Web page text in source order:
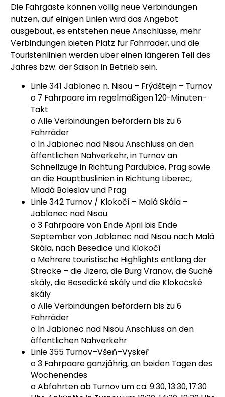
Die Fahrgäste können völlig neue Verbindungen
nutzen, auf einigen Linien wird das Angebot
ausgebaut, es entstehen neue Anschlüsse, mehr
Verbindungen bieten Platz für Fahrräder, und die
Touristenlinien werden über einen längeren Teil des
Jahres bzw. der Saison in Betrieb sein.
Linie 341 Jablonec n. Nisou – Frýdštejn – Turnov
o 7 Fahrpaare im regelmäßigen 120-Minuten-
Takt
o Alle Verbindungen befördern bis zu 6
Fahrräder
o In Jablonec nad Nisou Anschluss an den
öffentlichen Nahverkehr, in Turnov an
Schnellzüge in Richtung Pardubice, Prag sowie
an die Hauptbuslinien in Richtung Liberec,
Mladá Boleslav und Prag
Linie 342 Turnov / Klokočí – Malá Skála –
Jablonec nad Nisou
o 3 Fahrpaare von Ende April bis Ende
September von Jablonec nad Nisou nach Malá
Skála, nach Besedice und Klokočí
o Mehrere touristische Highlights entlang der
Strecke – die Jizera, die Burg Vranov, die Suché
skály, die Besedické skály und die Klokočské
skály
o Alle Verbindungen befördern bis zu 6
Fahrräder
o In Jablonec nad Nisou Anschluss an den
öffentlichen Nahverkehr
Linie 355 Turnov–Všeň–Vyskeř
o 3 Fahrpaare ganzjährig, an beiden Tagen des
Wochenendes
o Abfahrten ab Turnov um ca. 9:30, 13:30, 17:30